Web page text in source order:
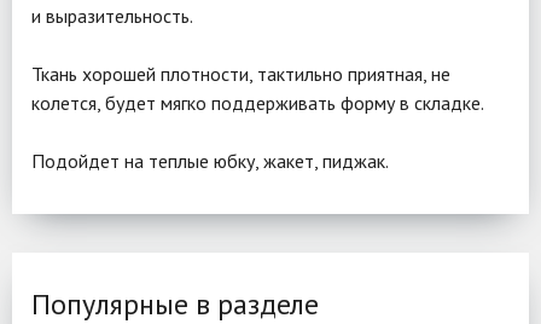
и выразительность.
Ткань хорошей плотности, тактильно приятная, не
колется, будет мягко поддерживать форму в складке.
Подойдет на теплые юбку, жакет, пиджак.
Популярные в разделе